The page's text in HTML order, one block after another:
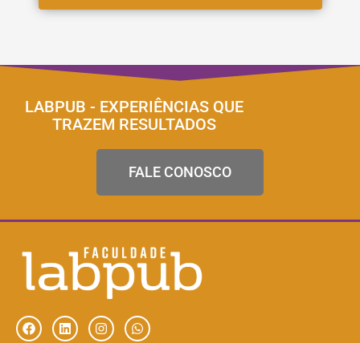
LABPUB - EXPERIÊNCIAS QUE
TRAZEM RESULTADOS
FALE CONOSCO